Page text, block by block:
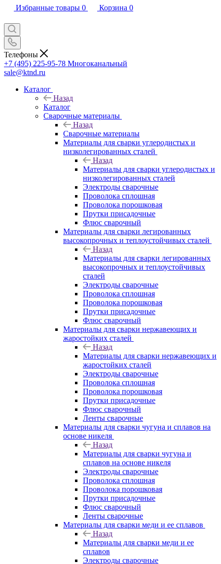
Избранные товары 0 Корзина 0
Телефоны
+7 (495) 225-95-78 Многоканальный
sale@ktnd.ru
Каталог
Назад
Каталог
Сварочные материалы
Назад
Сварочные материалы
Материалы для сварки углеродистых и
низколегированных сталей
Назад
Материалы для сварки углеродистых и
низколегированных сталей
Электроды сварочные
Проволока сплошная
Проволока порошковая
Прутки присадочные
Флюс сварочный
Материалы для сварки легированных
высокопрочных и теплоустойчивых сталей
Назад
Материалы для сварки легированных
высокопрочных и теплоустойчивых
сталей
Электроды сварочные
Проволока сплошная
Проволока порошковая
Прутки присадочные
Флюс сварочный
Материалы для сварки нержавеющих и
жаростойких сталей
Назад
Материалы для сварки нержавеющих и
жаростойких сталей
Электроды сварочные
Проволока сплошная
Проволока порошковая
Прутки присадочные
Флюс сварочный
Ленты сварочные
Материалы для сварки чугуна и сплавов на
основе никеля
Назад
Материалы для сварки чугуна и
сплавов на основе никеля
Электроды сварочные
Проволока сплошная
Проволока порошковая
Прутки присадочные
Флюс сварочный
Ленты сварочные
Материалы для сварки меди и ее сплавов
Назад
Материалы для сварки меди и ее
сплавов
Электроды сварочные